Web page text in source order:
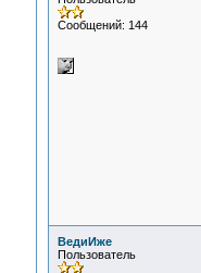
Сообщений: 144
ВедиИже
Пользователь